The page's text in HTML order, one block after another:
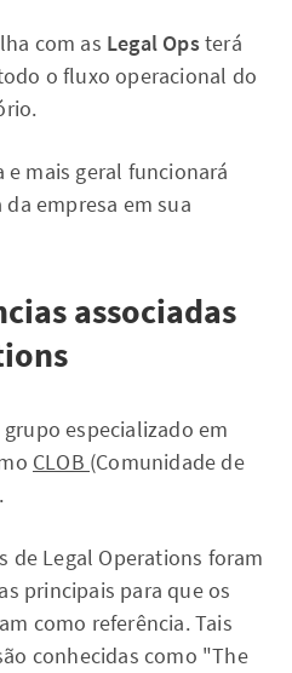
com as Legal Opsterá
o fluxo operacional do
e mais geral funcionará
empresa em sua
associadas
especializado em
CLOB (Comunidade de
de Legal Operations foram
principais para que os
como referência. Tais
conhecidas como "The